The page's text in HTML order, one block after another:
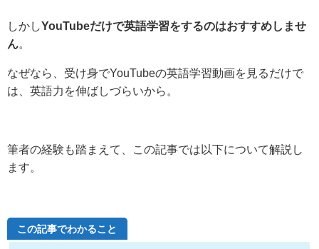
しかしYouTubeだけで英語学習をするのはおすすめしませ
ん。
なぜなら、受け身でYouTubeの英語学習動画を見るだけで
は、英語力を伸ばしづらいから。
筆者の経験も踏まえて、この記事では以下について解説し
ます。
この記事でわかること